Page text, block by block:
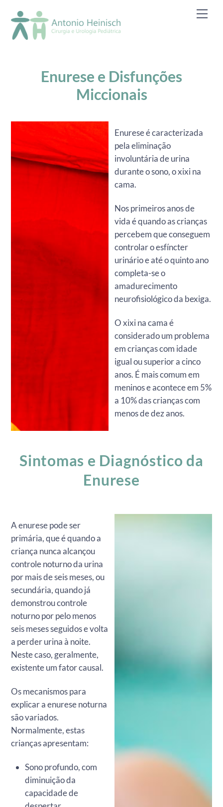
content
Enurese e Disfunções
Miccionais
Enurese é caracterizada
pela eliminação
involuntária de urina
durante o sono, o xixi na
cama.
Nos primeiros anos de
vida é quando as crianças
percebem que conseguem
controlar o esfíncter
urinário e até o quinto ano
completa-se o
amadurecimento
neurofisiológico da bexiga.
O xixi na cama é
considerado um problema
em crianças com idade
igual ou superior a cinco
anos. É mais comum em
meninos e acontece em 5%
a 10% das crianças com
menos de dez anos.
Sintomas e Diagnóstico da
Enurese
A enurese pode ser
primária, que é quando a
criança nunca alcançou
controle noturno da urina
por mais de seis meses, ou
secundária, quando já
demonstrou controle
noturno por pelo menos
seis meses seguidos e volta
a perder urina à noite.
Neste caso, geralmente,
existente um fator causal.
Os mecanismos para
explicar a enurese noturna
são variados.
Normalmente, estas
crianças apresentam:
Sono profundo, com
diminuição da
capacidade de